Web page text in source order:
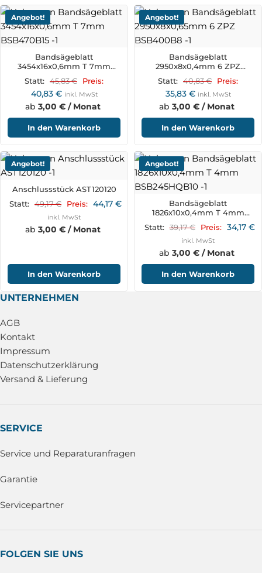
Angebot!
Bandsägeblatt
3454x16x0,6mm T 7mm
Statt: 45,83€ Preis:
40,83 € inkl. MwSt
ab 3,00 € / Monat
In den Warenkorb
Angebot!
Bandsägeblatt
2950x8x0,4mm 6 ZPZ
Statt: 40,83€ Preis:
35,83 € inkl. MwSt
ab 3,00 € / Monat
In den Warenkorb
Angebot!
Anschlussstück AST120120
Statt: 49,17€ Preis: 44,17 €
inkl. MwSt
ab 3,00 € / Monat
In den Warenkorb
Angebot!
Bandsägeblatt
1826x10x0,4mm T 4mm
Statt: 39,17€ Preis: 34,17 €
inkl. MwSt
ab 3,00 € / Monat
In den Warenkorb
UNTERNEHMEN
AGB
Kontakt
Impressum
Datenschutzerklärung
Versand & Lieferung
SERVICE
Service und Reparaturanfragen
Garantie
Servicepartner
FOLGEN SIE UNS